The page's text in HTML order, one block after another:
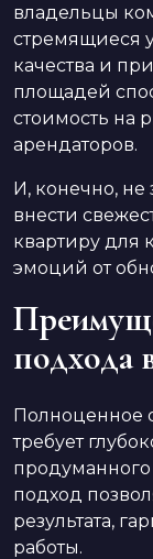
владельцы
стремящиеся
качества и
площадей
стоимость на
арендаторов.
И, конечно, не
внести
квартиру для
эмоций от
подхода
Полноценное
требует
подход
результата,
работы.